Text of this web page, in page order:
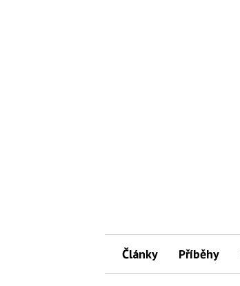
Články Příběhy